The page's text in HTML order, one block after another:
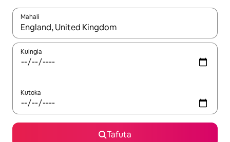
Mahali
Wakati matokeo yanapatikana, vinjari kwa kutumia vitufe vya
Kuingia
Kutoka
Tafuta